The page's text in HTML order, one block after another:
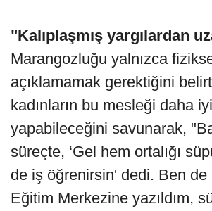
"Kalıplaşmış yargılardan
Marangozluğu yalnızca
açıklamamak gerektiğini
kadınların bu mesleği daha iyi
yapabileceğini savunarak,
süreçte, ‘Gel hem ortalığı
de iş öğrenirsin' dedi. Ben de
Eğitim Merkezine yazıldım,